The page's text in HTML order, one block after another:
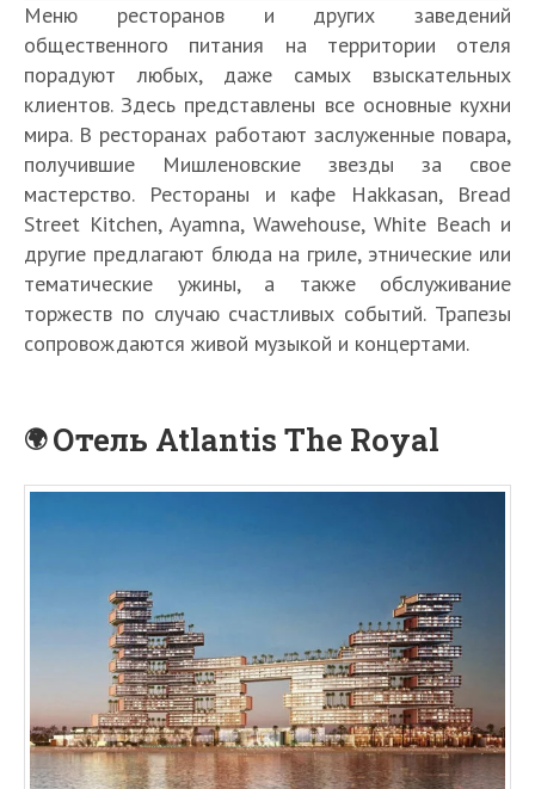
Меню ресторанов и других заведений
общественного питания на территории отеля
порадуют любых, даже самых взыскательных
клиентов. Здесь представлены все основные кухни
мира. В ресторанах работают заслуженные повара,
получившие Мишленовские звезды за свое
мастерство. Рестораны и кафе Hakkasan, Bread
Street Kitchen, Ayamna, Wawehouse, White Beach и
другие предлагают блюда на гриле, этнические или
тематические ужины, а также обслуживание
торжеств по случаю счастливых событий. Трапезы
сопровождаются живой музыкой и концертами.
Отель Atlantis The Royal